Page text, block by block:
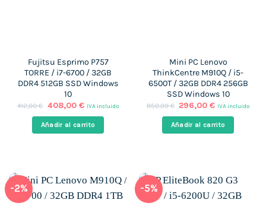
Fujitsu Esprimo P757
TORRE / i7-6700 / 32GB
DDR4 512GB SSD Windows
10
412,00€ El
original
era:
408,00 €El
actual
es:
IVA incluido
Añadir al carrito
Mini PC Lenovo
ThinkCentre M910Q / i5-
6500T / 32GB DDR4 256GB
SSD Windows 10
850,00€ El
original
era:
296,00€El
actual
es:
IVA incluido
Añadir al carrito
-2% -5%